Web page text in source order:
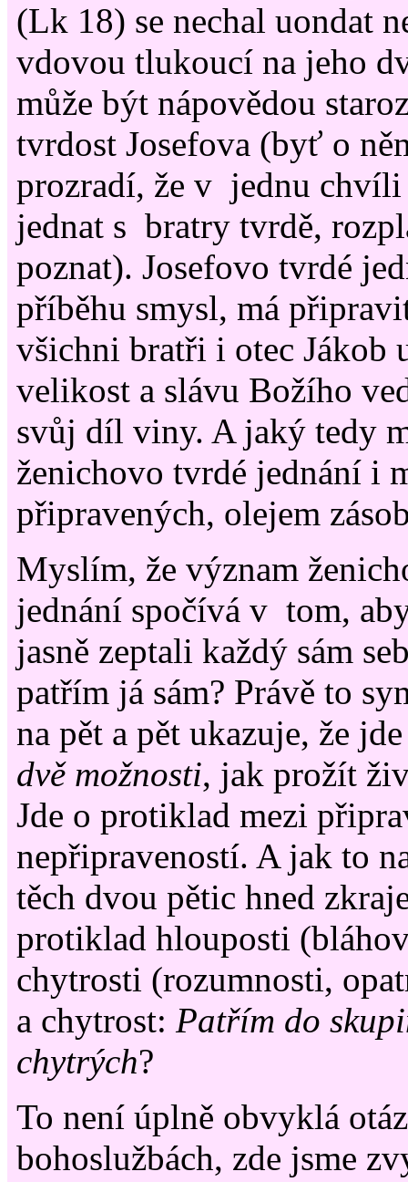
(Lk 18) se nechal uondat
vdovou tlukoucí na jeho
může být nápovědou
tvrdost Josefova (byť o
prozradí, že v jednu
jednat s bratry tvrdě,
poznat). Josefovo tvrdé
příběhu smysl, má
všichni bratři i otec Jákob
velikost a slávu Božího
svůj díl viny. A jaký tedy
ženichovo tvrdé jednání i
připravených, olejem
Myslím, že význam
jednání spočívá v tom,
jasně zeptali každý sám
patřím já sám? Právě to
na pět a pět ukazuje, že
dvě možnosti, jak prožít
Jde o protiklad mezi
nepřipraveností. A jak to
těch dvou pětic hned
protiklad hlouposti
chytrosti (rozumnosti,
a chytrost: Patřím do
chytrých?
To není úplně obvyklá
bohoslužbách, zde jsme